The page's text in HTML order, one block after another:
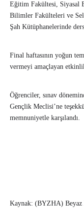
Eğitim Fakültesi, Siyasal
Bilimler Fakülteleri ve
Şah Kütüphanelerinde
Final haftasının yoğun
vermeyi amaçlayan
Öğrenciler, sınav
Gençlik Meclisi’ne
memnuniyetle karşılandı.
Kaynak: (BYZHA) Beyaz